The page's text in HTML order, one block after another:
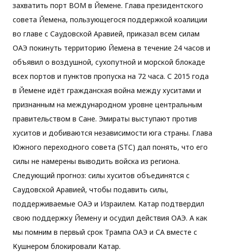
захватить порт ВОМ в Йемене. Глава президентского
совета Йемена, пользующегося поддержкой коалиции
во главе с Саудовской Аравией, приказал всем силам
ОАЭ покинуть территорию Йемена в течение 24 часов и
объявил о воздушной, сухопутной и морской блокаде
всех портов и пунктов пропуска на 72 часа. С 2015 года
в Йемене идёт гражданская война между хуситами и
признанным на международном уровне центральным
правительством в Сане. Эмираты выступают против
хуситов и добиваются независимости юга страны. Глава
Южного переходного совета (STC) дал понять, что его
силы не намерены выводить войска из региона.
Следующий прогноз: силы хуситов объединятся с
Саудовской Аравией, чтобы подавить силы,
поддерживаемые ОАЭ и Израилем. Катар подтвердил
свою поддержку Йемену и осудил действия ОАЭ. А как
мы помним в первый срок Трампа ОАЭ и СА вместе с
Кушнером блокировали Катар.